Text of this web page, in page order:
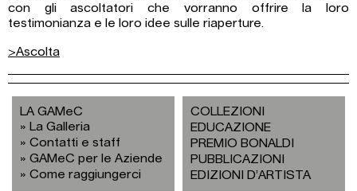
con gli ascoltatori che vorranno offrire la loro
testimonianza e le loro idee sulle riaperture.
>Ascolta
LA GAMeC
La Galleria
Contatti e staff
GAMeC per le Aziende
Come raggiungerci
COLLEZIONI
EDUCAZIONE
PREMIO BONALDI
PUBBLICAZIONI
EDIZIONI D’ARTISTA